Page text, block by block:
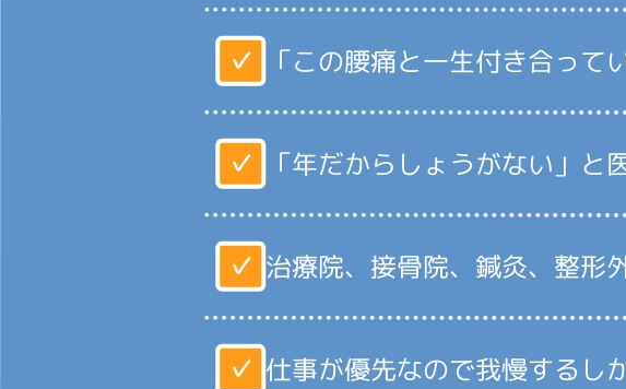
✓ 「この腰痛と一生付き合って
✓ 「年だからしょうがない」と
✓ 治療院、接骨院、鍼灸、整形
✓ 仕事が優先なので我慢するし